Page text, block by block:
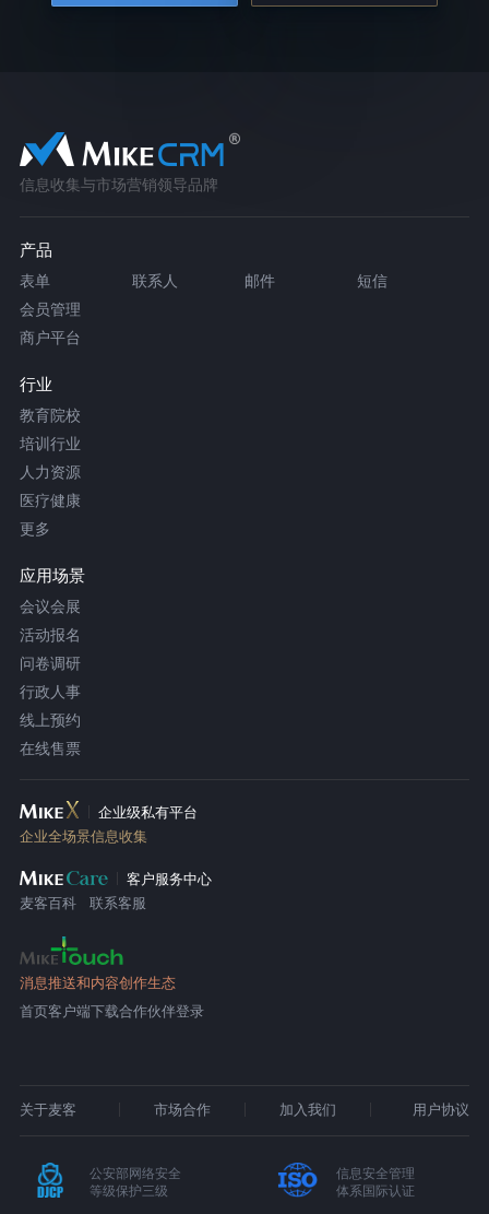
信息收集与市场营销领导品牌
产品
表单 联系人 邮件
短信
会员管理
商户平台
行业
教育院校
培训行业
人力资源
医疗健康
更多
应用场景
会议会展
活动报名
问卷调研
行政人事
线上预约
在线售票
企业级私有平台
企业全场景信息收集
客户服务中心
麦客百科
联系客服
消息推送和内容创作生态
首页客户端下载合作伙伴登录
关于麦客 市场合作 加入我们 用户协议
公安部网络安全
等级保护三级
信息安全管理
体系国际认证